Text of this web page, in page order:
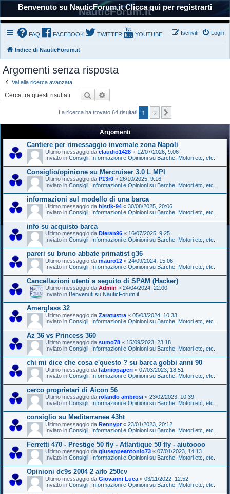
Benvenuto su NauticForum.it Clicca quì per registrarti
NauticForum.it
FAQ FACEBOOK TWITTER YOUTUBE Login
Iscriviti
Indice di NauticForum.it
Argomenti senza risposta
Vai alla ricerca avanzata
Cerca
La ricerca ha trovato 64 risultati 1 2
Argomenti
Cantiere per rimessaggio invernale zona Napoli
Ultimo messaggio da claudio1428 « 12/07/2026, 9:06
Inviato in Consigli, Informazioni e Opinioni su Barche, Motori etc, etc.
Consiglio/opinione su Mercruiser 3.0 L MPI
Ultimo messaggio da P13r0 « 26/10/2025, 9:16
Inviato in Consigli, Informazioni e Opinioni su Barche, Motori etc, etc.
informazioni sul modello di una barca
Ultimo messaggio da bistik-94 « 30/08/2025, 20:06
Inviato in Consigli, Informazioni e Opinioni su Barche, Motori etc, etc.
info su acquisto barca
Ultimo messaggio da Dieran96 « 16/07/2025, 9:25
Inviato in Consigli, Informazioni e Opinioni su Barche, Motori etc, etc.
pareri su bruno abbate primatist g36
Ultimo messaggio da mauro12 « 24/09/2024, 15:06
Inviato in Consigli, Informazioni e Opinioni su Barche, Motori etc, etc.
Cancellazioni utenti a seguito di SPAM (Hacker)
Ultimo messaggio da Admin « 24/04/2024, 22:00
Inviato in Benvenuti su NauticForum.it
Amerglass 32
Ultimo messaggio da Zaratustra « 05/03/2024, 10:33
Inviato in Consigli, Informazioni e Opinioni su Barche, Motori etc, etc.
Az 36 vs Princess 360
Ultimo messaggio da sumo78 « 15/09/2023, 23:18
Inviato in Consigli, Informazioni e Opinioni su Barche, Motori etc, etc.
chi mi dice che cosa e'questo ? su barca gobbi anni 90
Ultimo messaggio da fabriiopaperi « 07/03/2023, 18:51
Inviato in Consigli, Informazioni e Opinioni su Barche, Motori etc, etc.
cerco proprietari di Aicon 56
Ultimo messaggio da rolando ambrosi « 23/02/2023, 10:39
Inviato in Consigli, Informazioni e Opinioni su Barche, Motori etc, etc.
consiglio su Mediterranee 43ht
Ultimo messaggio da Rennypr« 23/01/2023, 20:12
Inviato in Consigli, Informazioni e Opinioni su Barche, Motori etc, etc.
Ferretti 470 - Prestige 50 fly - Atlantique 50 fly - aiutoooo
Ultimo messaggio da giuseppeantonio73 « 07/01/2023, 14:13
Inviato in Consigli, Informazioni e Opinioni su Barche, Motori etc, etc.
Opinioni dc9s 2004 2 aifo 250cv
Ultimo messaggio da Giovanni Luca « 03/11/2022, 12:52
Inviato in Consigli, Informazioni e Opinioni su Barche, Motori etc, etc.